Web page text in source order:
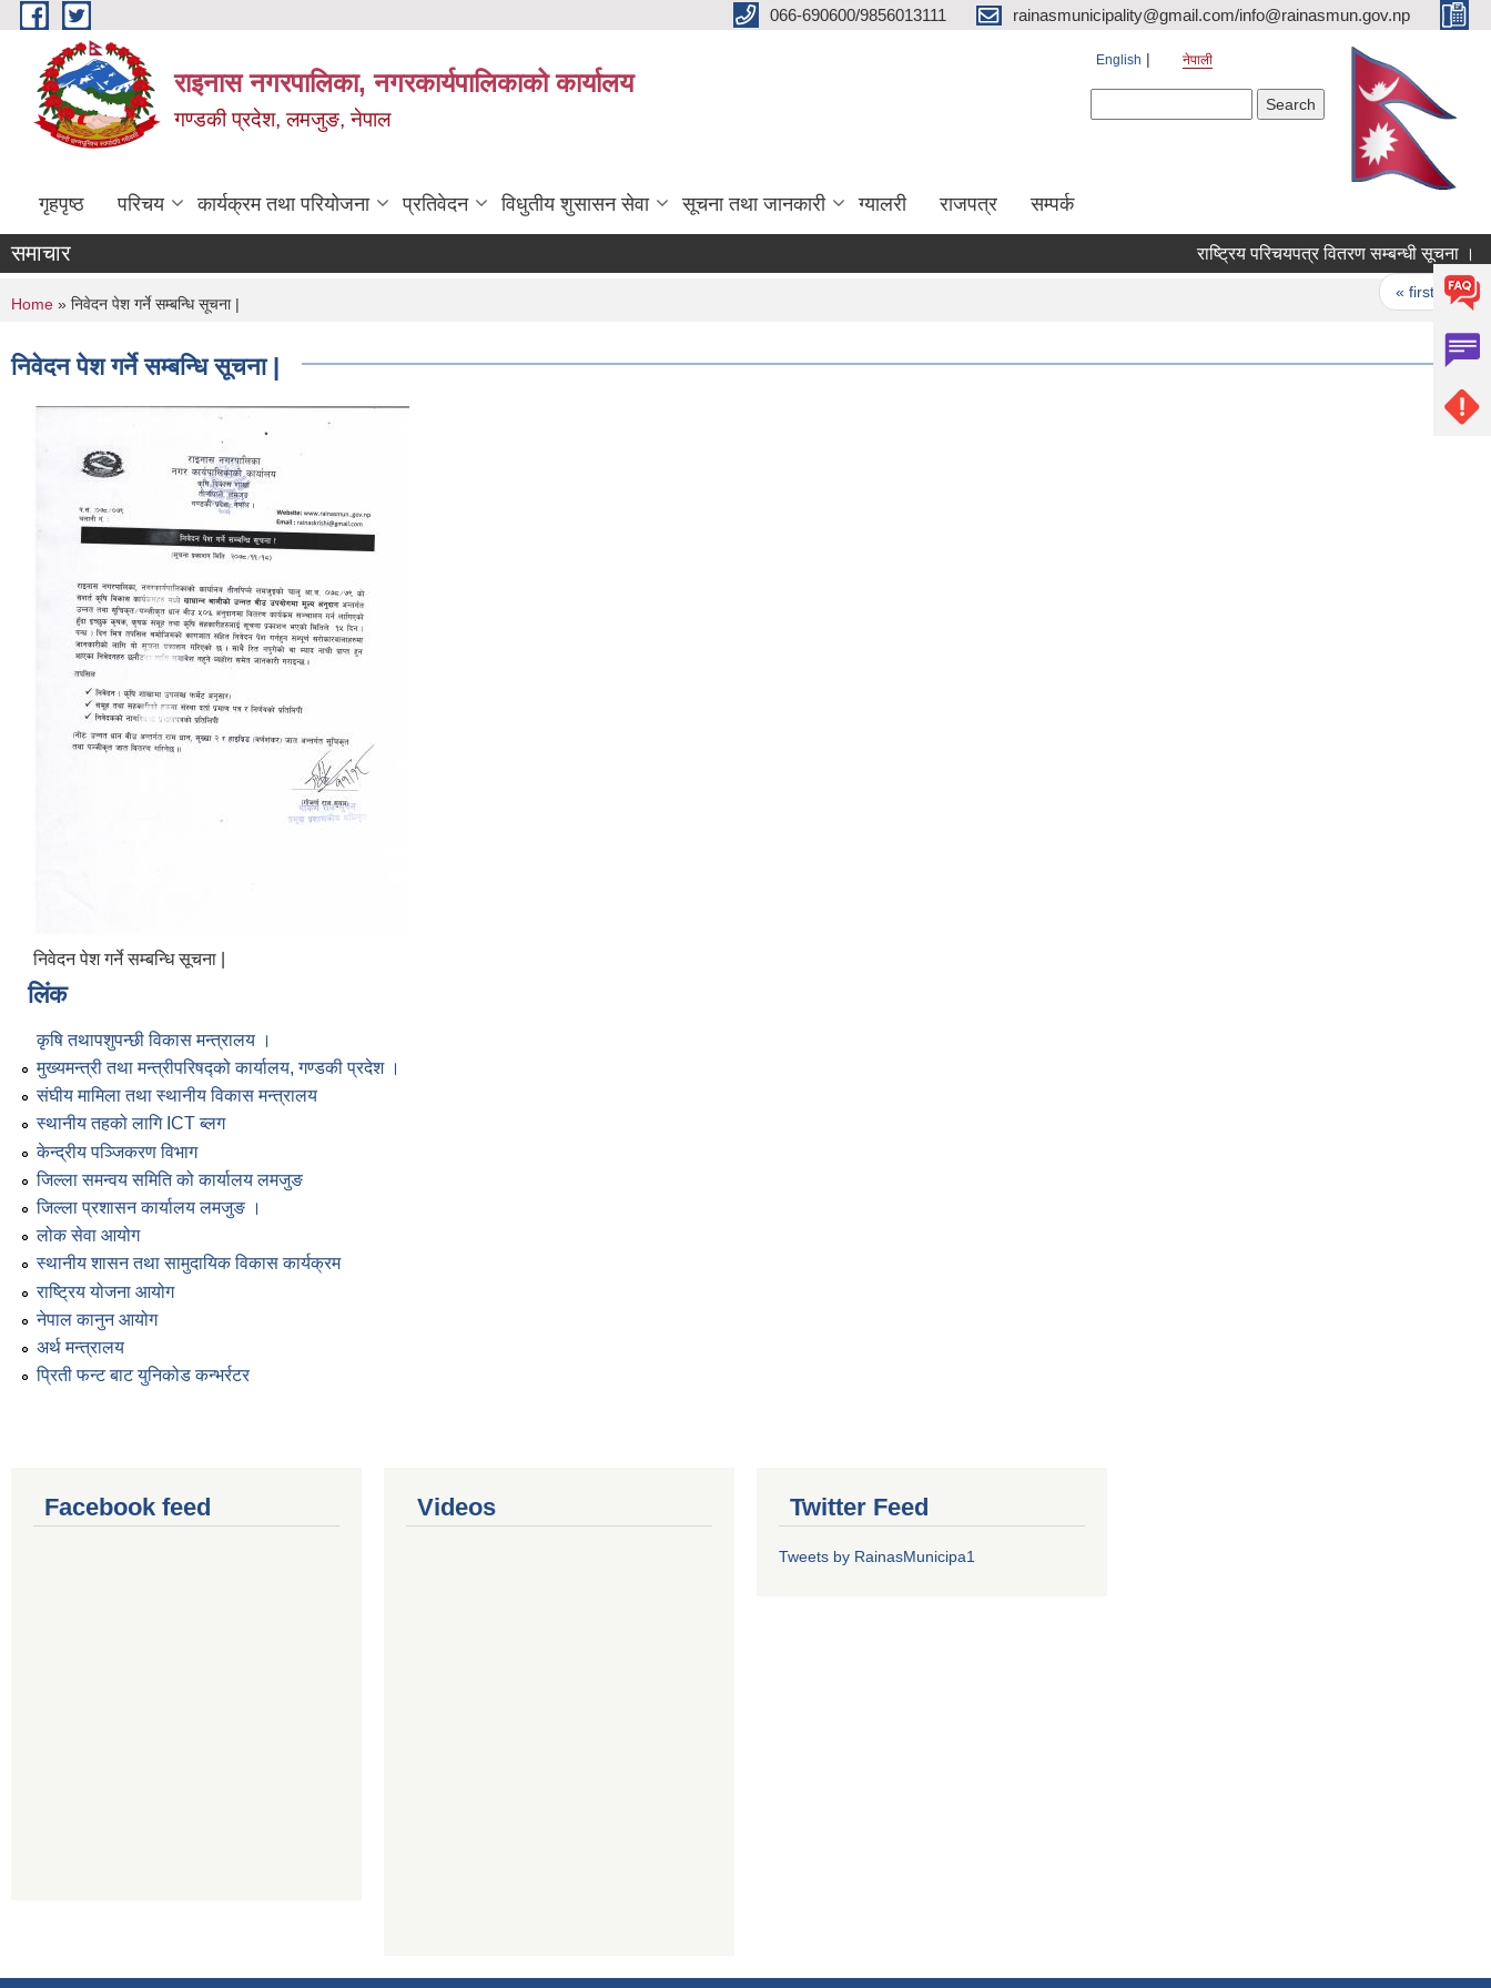
Skip to main content 066-690600/9856013111 rainasmunicipality@gmail.com/info@rainasmun.gov.np
राइनास नगरपालिका, नगरकार्यपालिकाको कार्यालय
गण्डकी प्रदेश, लमजुङ, नेपाल
English नेपाली
गृहपृष्ठ परिचय कार्यक्रम तथा परियोजना प्रतिवेदन विधुतीय शुसासन सेवा सूचना तथा जानकारी ग्यालरी राजपत्र सम्पर्क
समाचार राष्ट्रिय परिचयपत्र वितरण सम्बन्धी सूचना ।
« first ‹
You are here
Home » निवेदन पेश गर्ने सम्बन्धि सूचना |
निवेदन पेश गर्ने सम्बन्धि सूचना |
निवेदन पेश गर्ने सम्बन्धि सूचना |
लिंक
कृषि तथापशुपन्छी विकास मन्त्रालय ।
मुख्यमन्त्री तथा मन्त्रीपरिषद्को कार्यालय, गण्डकी प्रदेश ।
संघीय मामिला तथा स्थानीय विकास मन्त्रालय
स्थानीय तहको लागि ICT ब्लग
केन्द्रीय पञ्जिकरण विभाग
जिल्ला समन्वय समिति को कार्यालय लमजुङ
जिल्ला प्रशासन कार्यालय लमजुङ ।
लोक सेवा आयोग
स्थानीय शासन तथा सामुदायिक विकास कार्यक्रम
राष्ट्रिय योजना आयोग
नेपाल कानुन आयोग
अर्थ मन्त्रालय
प्रिती फन्ट बाट युनिकोड कन्भर्रटर
Facebook feed Videos Twitter Feed
Tweets by RainasMunicipa1